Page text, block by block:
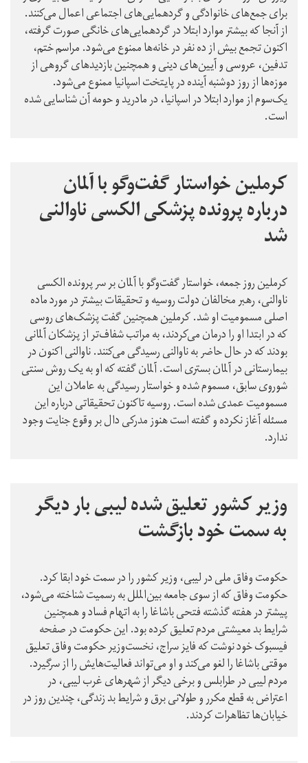
برای جمع‌های خانوادگی و گردهمایی‌های اجتماعی اعمال می‌کنند.
از آنجا که بیشتر موارد ابتلا در گردهمایی‌های خانگی صورت گرفته‌،
اکنون تجمع بیش از ده نفر در خانه‌ها ممنوع می‌شود. مراسم ختم،
تدفین، عروسی و آیین‌های دینی و همچنین بازدیدهای گروهی از
موزه‌ها از روز دوشنبه آینده در پایتخت اسپانیا ممنوع می‌شود.
یک‌سوم از موارد ابتلا در اسپانیا، در مادرید و حومه آن شناسایی شده
است.
کرملین خواستار گفت‌وگو با آلمان
درباره پرونده پزشکی الکسی ناوالنی
شد
کرملین روز جمعه، خواستار گفت‌وگو با آلمان بر سر پرونده الکسی
ناوالنی، رهبر مخالفان دولت روسیه و تحقیقات بیشتر در مورد ماده
اصلی مسمومیت او شد. کرملین همچنین گفت پزشک‌های روسی
که در ابتدا او را درمان می‌کردند، به مراتب شفاف‌تر از پزشکان آلمانی
بودند که در حال حاضر به ناوالنی رسیدگی می‌کنند. ناوالنی اکنون در
بیمارستانی در آلمان بستری است. آلمان گفته که او به یک روش سنتی
شوروی سابق، مسموم شده و خواستار رسیدگی به عاملان این
مسمومیت عمدی شده است. روسیه تاکنون تحقیقاتی درباره این
مسئله آغاز نکرده و گفته است هنوز مدرکی دال بر وقوع جنایت وجود
ندارد.
وزیر کشور تعلیق شده لیبی بار دیگر
به سمت خود بازگشت
حکومت وفاق ملی در لیبی، وزیر کشور را در سمت خود ابقا کرد.
حکومت وفاق که از سوی جامعه بین‌الملل به رسمیت شناخته می‌شود،
پیشتر در هفته گذشته فتحی باشاغا را به اتهام فساد و همچنین
شرایط بد معیشتی مردم تعلیق کرده بود. این حکومت در صفحه
فیسبوک خود نوشت که فایز سراج، نخست‌وزیر حکومت وفاق تعلیق
موقتی باشاغا را لغو می‌کند و او می‌تواند فعالیت‌هایش را از سرگیرد.
مردم لیبی در طرابلس و برخی دیگر از شهرهای غرب لیبی، در
اعتراض به قطع مکرر و طولانی برق و شرایط بد زندگی، چندین روز در
خیابان‌ها تظاهرات کردند.